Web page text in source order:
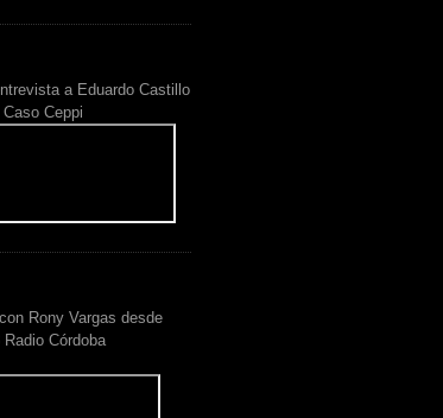
a Eduardo Castillo
Ceppi
Rony Vargas desde
Córdoba